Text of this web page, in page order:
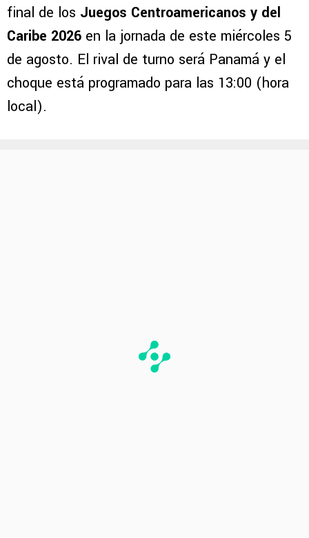
final de los Juegos Centroamericanos y del
Caribe 2026 en la jornada de este miércoles 5
de agosto. El rival de turno será Panamá y el
choque está programado para las 13:00 (hora
local).